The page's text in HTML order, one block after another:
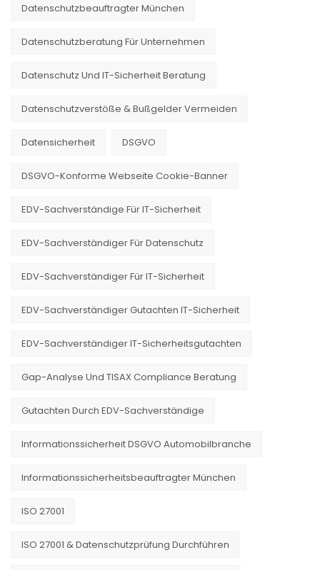
Datenschutzbeauftragter München
Datenschutzberatung Für Unternehmen
Datenschutz Und IT-Sicherheit Beratung
Datenschutzverstöße & Bußgelder Vermeiden
Datensicherheit DSGVO
DSGVO-Konforme Webseite Cookie-Banner
EDV-Sachverständige Für IT-Sicherheit
EDV-Sachverständiger Für Datenschutz
EDV-Sachverständiger Für IT-Sicherheit
EDV-Sachverständiger Gutachten IT-Sicherheit
EDV-Sachverständiger IT-Sicherheitsgutachten
Gap-Analyse Und TISAX Compliance Beratung
Gutachten Durch EDV-Sachverständige
Informationssicherheit DSGVO Automobilbranche
Informationssicherheitsbeauftragter München
ISO 27001
ISO 27001 & Datenschutzprüfung Durchführen